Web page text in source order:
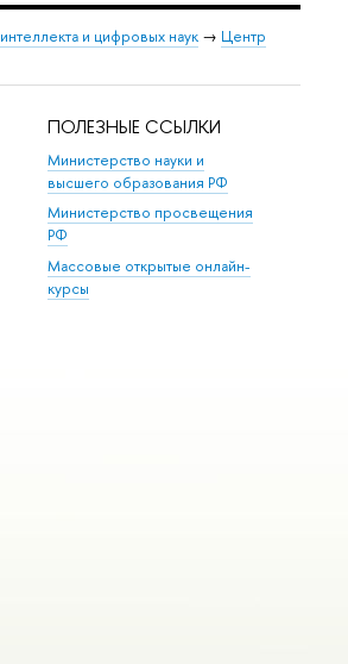
и цифровых наук → Центр
ПОЛЕЗНЫЕ ССЫЛКИ
Министерство науки и
высшего образования РФ
Министерство просвещения
РФ
Массовые открытые онлайн-
курсы